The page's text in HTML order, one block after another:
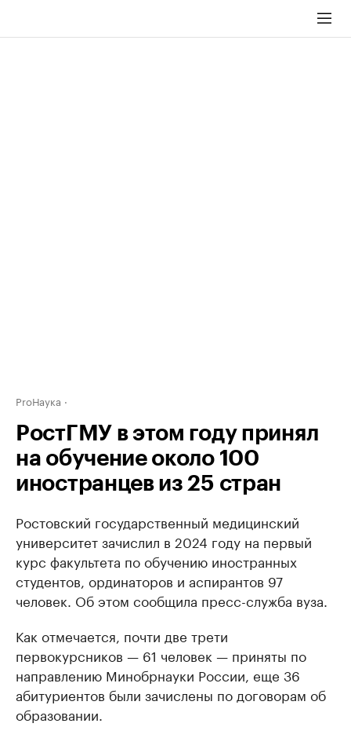
ProНаука
РостГМУ в этом году принял
на обучение около 100
иностранцев из 25 стран
Ростовский государственный медицинский
университет зачислил в 2024 году на первый
курс факультета по обучению иностранных
студентов, ординаторов и аспирантов 97
человек. Об этом сообщила пресс-служба вуза.
Как отмечается, почти две трети
первокурсников — 61 человек — приняты по
направлению Минобрнауки России, еще 36
абитуриентов были зачислены по договорам об
образовании.